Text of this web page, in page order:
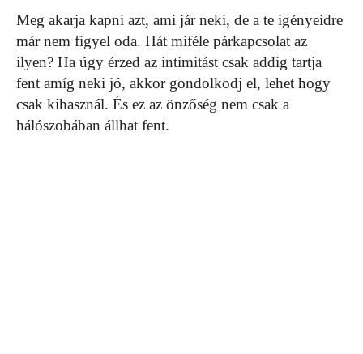
Meg akarja kapni azt, ami jár neki, de a te igényeidre
már nem figyel oda. Hát miféle párkapcsolat az
ilyen? Ha úgy érzed az intimitást csak addig tartja
fent amíg neki jó, akkor gondolkodj el, lehet hogy
csak kihasznál. És ez az önzőség nem csak a
hálószobában állhat fent.